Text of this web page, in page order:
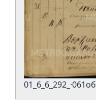
01_6_6_292_·061об